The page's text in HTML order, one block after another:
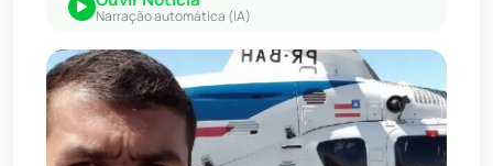
Narração automática (IA)